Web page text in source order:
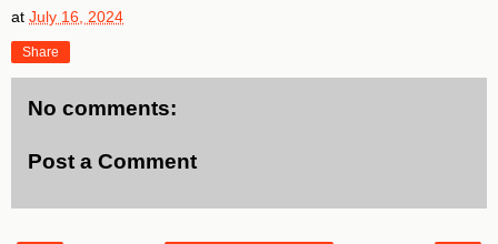
at July 16, 2024
Share
No comments:
Post a Comment